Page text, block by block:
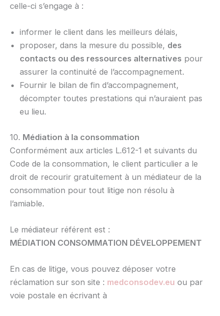
celle-ci s’engage à :
informer le client dans les meilleurs délais,
proposer, dans la mesure du possible, des
contacts ou des ressources alternatives pour
assurer la continuité de l’accompagnement.
Fournir le bilan de fin d’accompagnement,
décompter toutes prestations qui n’auraient pas
eu lieu.
10. Médiation à la consommation
Conformément aux articles L.612-1 et suivants du
Code de la consommation, le client particulier a le
droit de recourir gratuitement à un médiateur de la
consommation pour tout litige non résolu à
l’amiable.
Le médiateur référent est :
MÉDIATION CONSOMMATION DÉVELOPPEMENT
En cas de litige, vous pouvez déposer votre
réclamation sur son site : medconsodev.eu ou par
voie postale en écrivant à